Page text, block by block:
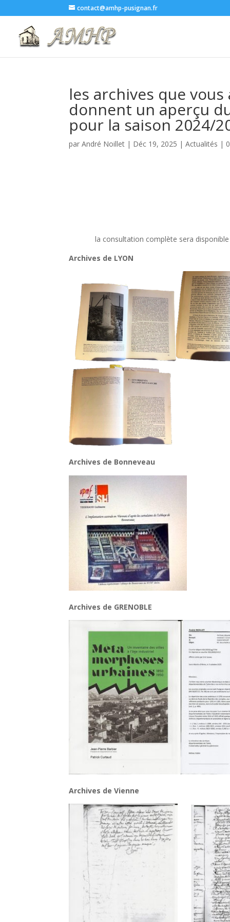
contact@amhp-pusignan.fr
les archives que
donnent un aperçu
pour la saison 2024/
parAndré Noillet | Déc 19, 2025 |Actualités |
la consultation complète sera
Archives de LYON
Archives de Bonneveau
Archives de GRENOBLE
Archives de Vienne